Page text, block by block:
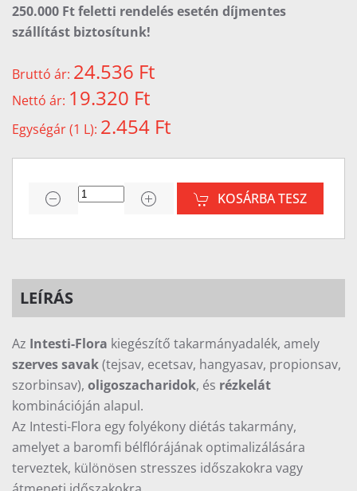
250.000 Ft feletti rendelés esetén díjmentes
szállítást biztosítunk!
Bruttó ár: 24.536 Ft
Nettó ár: 19.320 Ft
Egységár (1 L): 2.454 Ft
KOSÁRBA TESZ
LEÍRÁS
Az Intesti-Flora kiegészítő takarmányadalék, amely
szerves savak(tejsav, ecetsav, hangyasav, propionsav,
szorbinsav), oligoszacharidok, és rézkelát
kombinációján alapul.
Az Intesti-Flora egy folyékony diétás takarmány,
amelyet a baromfi bélflórájának optimalizálására
terveztek, különösen stresszes időszakokra vagy